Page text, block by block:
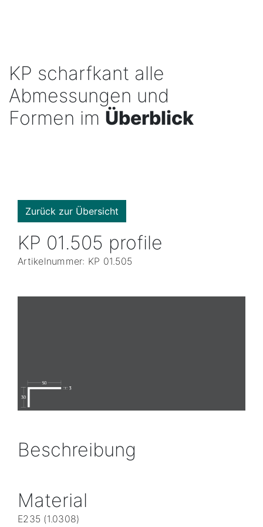
KP scharfkant alle
Abmessungen und
Formen im Überblick
Zurück zur Übersicht
KP 01.505 profile
Artikelnummer: KP 01.505
Beschreibung
Material
E235 (1.0308)